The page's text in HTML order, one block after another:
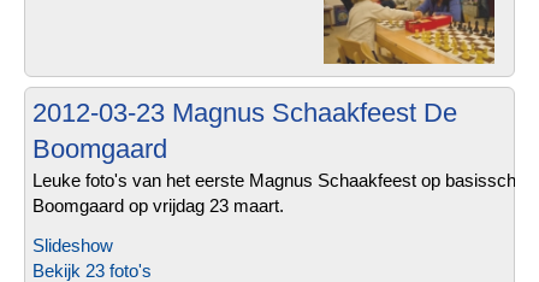
2012-03-23 Magnus Schaakfeest De
Boomgaard
Leuke foto's van het eerste Magnus Schaakfeest op
Boomgaard op vrijdag 23 maart.
Slideshow
Bekijk 23 foto's